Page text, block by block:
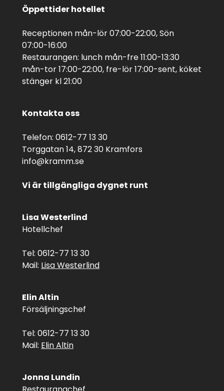
Öppettider hotellet
Receptionen mån-lör 07:00-22:00, Sön
07:00-16:00
Restaurangen: lunch mån-fre 11:00-13:30
mån-tor 17:00-22:00, fre-lör 17:00-sent, köket
stänger kl 21:00
Kontakta oss
Telefon: 0612-77 13 30
Torggatan 14, 872 30 Kramfors
info@kramm.se
Vi är tillgängliga dygnet runt
Lisa Westerlind
Hotellchef
Tel: 0612-77 13 30
Mail: Lisa Westerlind
Elin Altin
Försäljningschef
Tel: 0612-77 13 30
Mail: Elin Altin
Jonna Lundin